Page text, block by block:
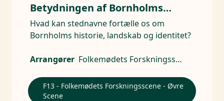
Betydningen af Bornholms
stednavne
Hvad kan stednavne fortælle os om
Bornholms historie, landskab og identitet?
Arrangører Folkemødets Forskningsscene
F13 - Folkemødets Forskningsscene - Øvre
Scene